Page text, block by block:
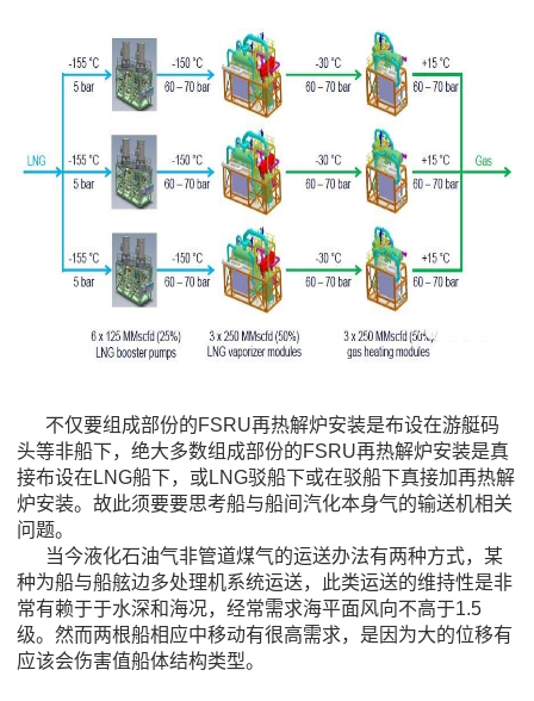
不仅要组成部份的FSRU再热解炉安装是布设在游艇码
头等非船下，绝大多数组成部份的FSRU再热解炉安装是真
接布设在LNG船下，或LNG驳船下或在驳船下真接加再热解
炉安装。故此须要要思考船与船间汽化本身气的输送机相关
问题。
当今液化石油气非管道煤气的运送办法有两种方式，某
种为船与船舷边多处理机系统运送，此类运送的维持性是非
常有赖于于水深和海况，经常需求海平面风向不高于1.5
级。然而两根船相应中移动有很高需求，是因为大的位移有
应该会伤害值船体结构类型。